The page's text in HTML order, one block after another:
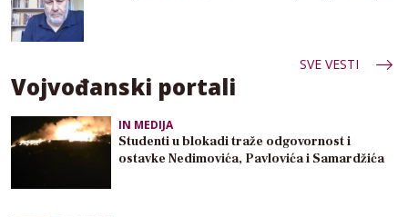
SVE VESTI
Vojvođanski portali
IN MEDIJA
Studenti u blokadi traže odgovornost i
ostavke Nedimovića, Pavlovića i Samardžića